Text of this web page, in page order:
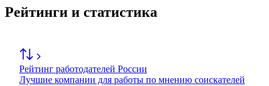
Рейтинги и статистика
Рейтинг работодателей России
Лучшие компании для работы по мнению соискателей